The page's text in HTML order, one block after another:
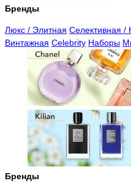
Бренды
Люкс / Элитная Селективная /
Винтажная Celebrity Наборы
Бренды